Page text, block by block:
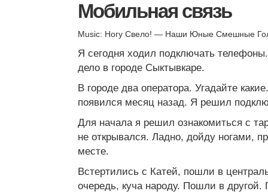
Мобильная связь
Music: Ногу Свело! — Наши Юные Смешные
Я сегодня ходил подключать телефоны.
дело в городе Сыктывкаре.
В городе два оператора. Угадайте
появился месяц назад. Я решил
Для начала я решил ознакомиться с
не открывался. Ладно, дойду ногами,
месте.
Встертились с Катей, пошли в
очередь, куча народу. Пошли в